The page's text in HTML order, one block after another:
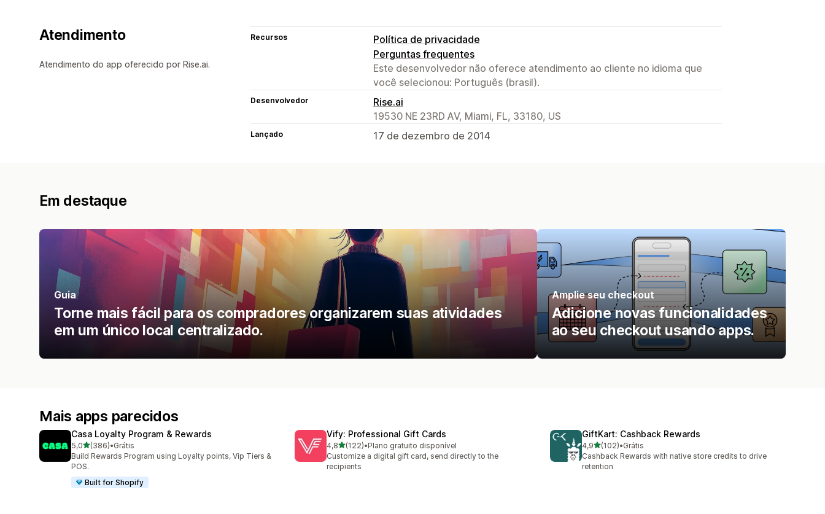
Atendimento
Atendimento do app oferecido por Rise.ai.
Recursos
Política de privacidade
Perguntas frequentes
Este desenvolvedor não oferece atendimento ao cliente no idioma que
você selecionou: Português (brasil).
Desenvolvedor
Rise.ai
19530 NE 23RD AV, Miami, FL, 33180, US
Lançado 17 de dezembro de 2014
Em destaque
Guia
Torne mais fácil para os compradores organizarem suas atividades
em um único local centralizado.
Amplie seu checkout
Adicione novas funcionalidades
ao seu checkout usando apps.
Mais apps parecidos
Casa Loyalty Program & Rewards
5,0de 5 estrelas
(386)
386 avaliações ao todo
•Grátis
Build Rewards Program using Loyalty points, Vip Tiers &
POS.
Built for Shopify
Vify: Professional Gift Cards
4,8de 5 estrelas
(122)
122 avaliações ao todo
•Plano gratuito disponível
Customize a digital gift card, send directly to the
recipients
GiftKart: Cashback Rewards
4,9de 5 estrelas
(102)
102 avaliações ao todo
•Grátis
Cashback Rewards with native store credits to drive
retention